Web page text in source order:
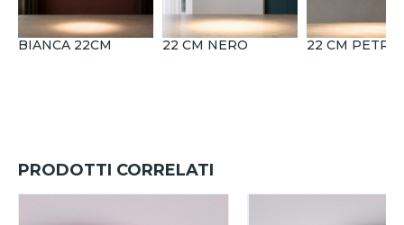
BIANCA 22CM 22 CM NERO 22 CM
PRODOTTI CORRELATI